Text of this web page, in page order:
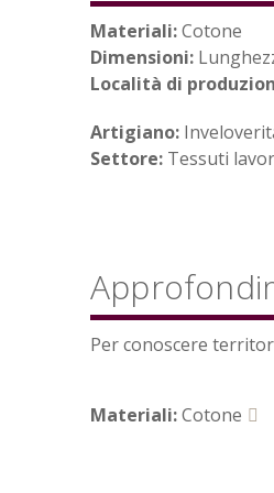
Materiali:Cotone
Dimensioni:
Località di
Artigiano:
Settore: Tessuti
Per conoscere
Materiali:Cotone